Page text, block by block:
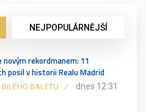
NEJPOPULÁRNĚJŠÍ
novým rekordmanem: 11
posil v historii Realu Madrid
BALETU dnes 12:31